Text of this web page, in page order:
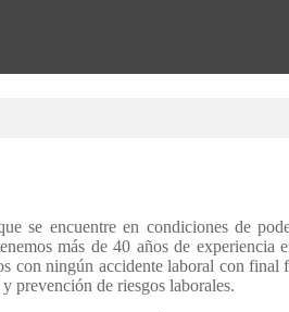
se encuentre en condiciones de
más de 40 años de experiencia
ningún accidente laboral con final
prevención de riesgos laborales.